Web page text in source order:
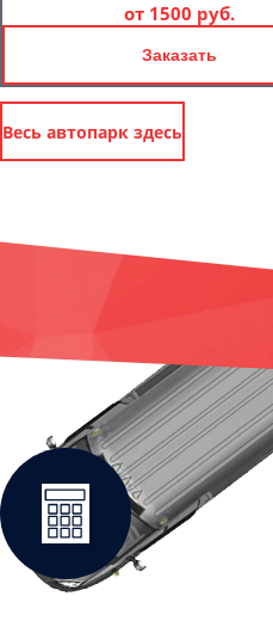
от 1500 руб.
Заказать
Весь автопарк здесь